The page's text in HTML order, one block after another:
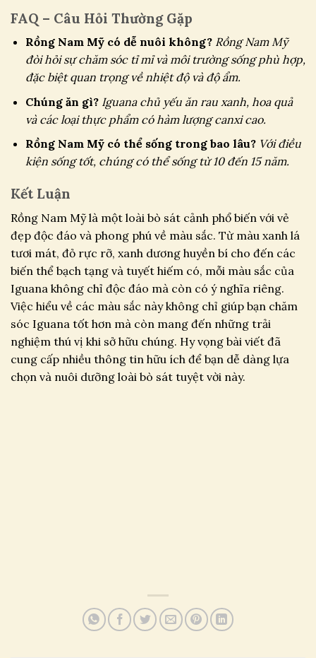
FAQ – Câu Hỏi Thường Gặp
Rồng Nam Mỹ có dễ nuôi không? Rồng Nam Mỹ
đòi hỏi sự chăm sóc tỉ mỉ và môi trường sống phù hợp,
đặc biệt quan trọng về nhiệt độ và độ ẩm.
Chúng ăn gì? Iguana chủ yếu ăn rau xanh, hoa quả
và các loại thực phẩm có hàm lượng canxi cao.
Rồng Nam Mỹ có thể sống trong bao lâu? Với điều
kiện sống tốt, chúng có thể sống từ 10 đến 15 năm.
Kết Luận
Rồng Nam Mỹ là một loài bò sát cảnh phổ biến với vẻ
đẹp độc đáo và phong phú về màu sắc. Từ màu xanh lá
tươi mát, đỏ rực rỡ, xanh dương huyền bí cho đến các
biến thể bạch tạng và tuyết hiếm có, mỗi màu sắc của
Iguana không chỉ độc đáo mà còn có ý nghĩa riêng.
Việc hiểu về các màu sắc này không chỉ giúp bạn chăm
sóc Iguana tốt hơn mà còn mang đến những trải
nghiệm thú vị khi sở hữu chúng. Hy vọng bài viết đã
cung cấp nhiều thông tin hữu ích để bạn dễ dàng lựa
chọn và nuôi dưỡng loài bò sát tuyệt vời này.